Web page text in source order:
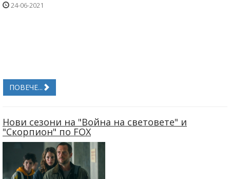
24-06-2021
ПОВЕЧЕ...
Нови сезони на "Война на световете" и
"Скорпион" по FOX